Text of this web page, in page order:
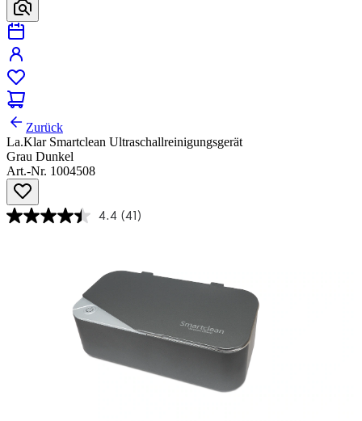
Zurück
La.Klar Smartclean Ultraschallreinigungsgerät
Grau Dunkel
Art.-Nr. 1004508
4.4 (41)